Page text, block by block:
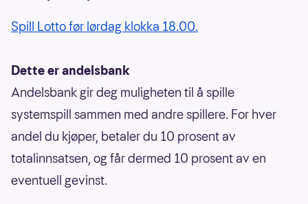
Spill Lotto før lørdag klokka 18.00.
Dette er andelsbank
Andelsbank gir deg muligheten til å spille
systemspill sammen med andre spillere. For hver
andel du kjøper, betaler du 10 prosent av
totalinnsatsen, og får dermed 10 prosent av en
eventuell gevinst.